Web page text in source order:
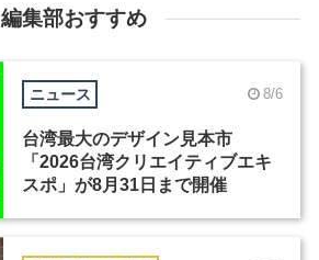
編集部おすすめ
ニュース 8/6
台湾最大のデザイン見本市
「2026台湾クリエイティブエキ
スポ」が8月31日まで開催